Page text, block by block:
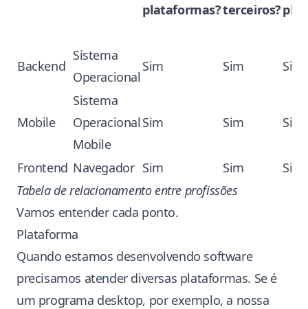
plataformas?terceiros?
Backend
Sistema
Operacional
Sim Sim Sim
Mobile
Sistema
Operacional
Mobile
Sim Sim Sim
Frontend Navegador Sim Sim
Sim
Tabela de relacionamento entre profissões
Vamos entender cada ponto.
Plataforma
Quando estamos desenvolvendo software
precisamos atender diversas plataformas. Se é
um programa desktop, por exemplo, a nossa